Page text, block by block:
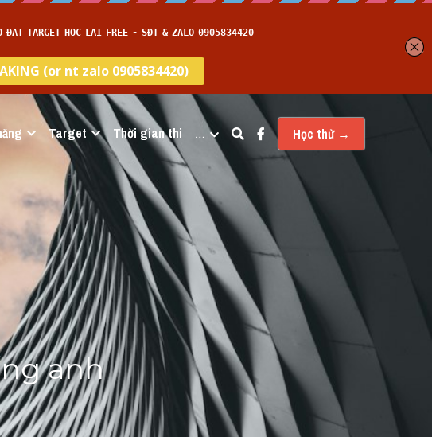
Target Thời gian thi … Học thử →
anh